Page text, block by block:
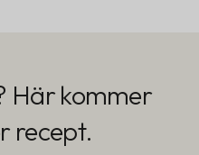
Här kommer
recept.